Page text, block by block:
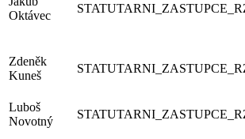
Oktávec
Zdeněk
Kuneš
Luboš
Novotný